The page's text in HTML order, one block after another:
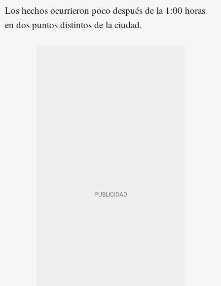
Los hechos ocurrieron poco después de la 1:00 horas
en dos puntos distintos de la ciudad.